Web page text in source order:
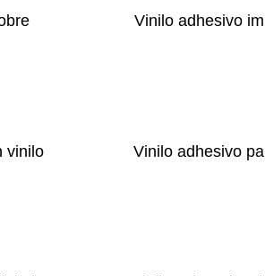
Vinilo adhesivo
vinilo
Vinilo adhesivo